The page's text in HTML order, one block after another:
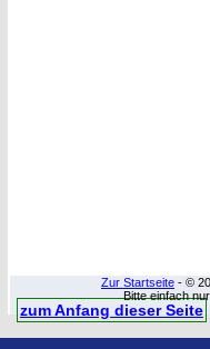
Zur Startseite - ©
Bitte einfach
zum Anfang dieser Seite